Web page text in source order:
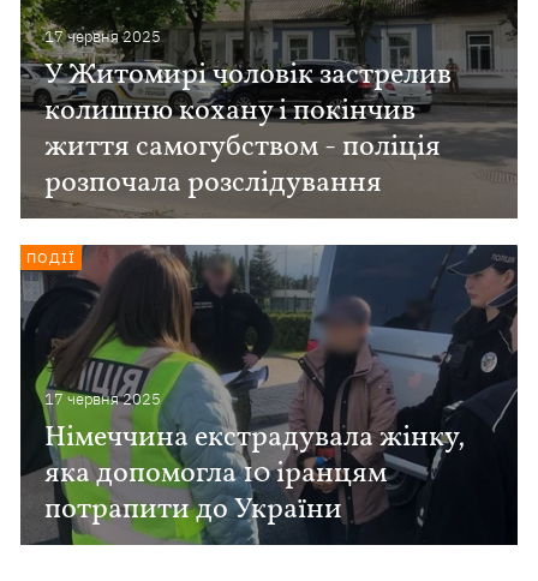
17 червня 2025
У Житомирі чоловік застрелив
колишню кохану і покінчив
життя самогубством - поліція
розпочала розслідування
17 червня 2025
Німеччина екстрадувала жінку,
яка допомогла 10 іранцям
потрапити до України
ПОДІЇ